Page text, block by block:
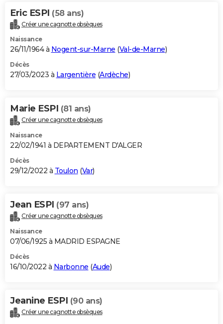
Eric ESPI (58 ans)
Créer une cagnotte obsèques
Naissance
26/11/1964 à Nogent-sur-Marne (Val-de-Marne)
Décès
27/03/2023 à Largentière (Ardèche)
Marie ESPI (81 ans)
Créer une cagnotte obsèques
Naissance
22/02/1941 à DEPARTEMENT D'ALGER
Décès
29/12/2022 à Toulon (Var)
Jean ESPI (97 ans)
Créer une cagnotte obsèques
Naissance
07/06/1925 à MADRID ESPAGNE
Décès
16/10/2022 à Narbonne (Aude)
Jeanine ESPI (90 ans)
Créer une cagnotte obsèques